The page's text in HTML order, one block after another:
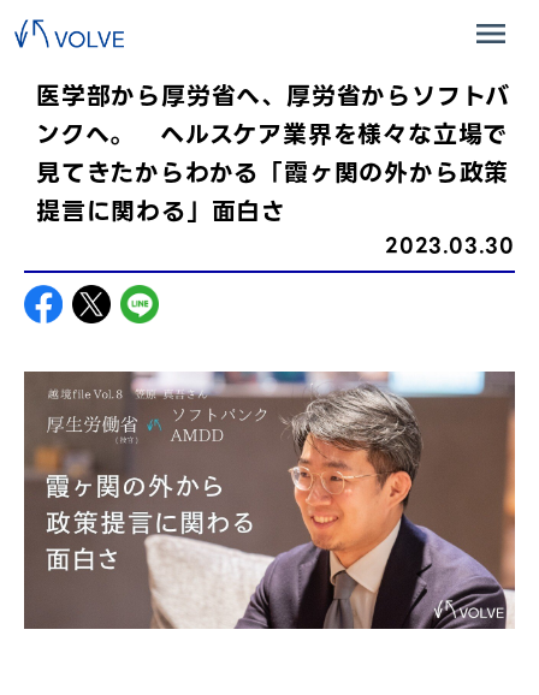
医学部から厚労省へ、厚労省からソフトバ
ンクへ。 ヘルスケア業界を様々な立場で
見てきたからわかる「霞ヶ関の外から政策
提言に関わる」面白さ
2023.03.30